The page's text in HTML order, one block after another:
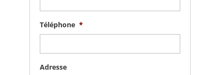
Téléphone *
Adresse